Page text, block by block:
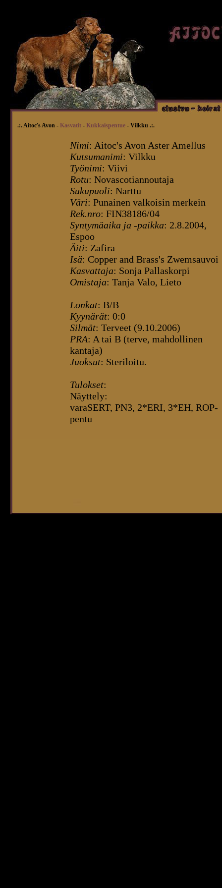
.:. Aitoc's Avon - Kasvatit - Kukkaispentue - Vilkku .:.
Nimi: Aitoc's Avon Aster Amellus
Kutsumanimi: Vilkku
Työnimi: Viivi
Rotu: Novascotiannoutaja
Sukupuoli: Narttu
Väri: Punainen valkoisin merkein
Rek.nro: FIN38186/04
Syntymäaika ja -paikka: 2.8.2004,
Espoo
Äiti: Zafira
Isä: Copper and Brass's Zwemsauvoi
Kasvattaja: Sonja Pallaskorpi
Omistaja: Tanja Valo, Lieto
Lonkat: B/B
Kyynärät: 0:0
Silmät: Terveet (9.10.2006)
PRA: A tai B (terve, mahdollinen
kantaja)
Juoksut: Steriloitu.
Tulokset:
Näyttely:
varaSERT, PN3, 2*ERI, 3*EH, ROP-
pentu